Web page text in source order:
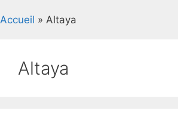
Accueil » Altaya
Altaya